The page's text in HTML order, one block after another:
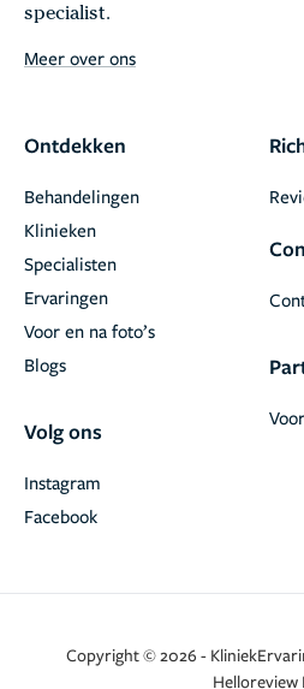
specialist.
Meer over ons
Ontdekken
Behandelingen
Klinieken
Specialisten
Ervaringen
Voor en na foto’s
Blogs
Volg ons
Facebook
Instagram
Copyright © 2026 -
Helloreview